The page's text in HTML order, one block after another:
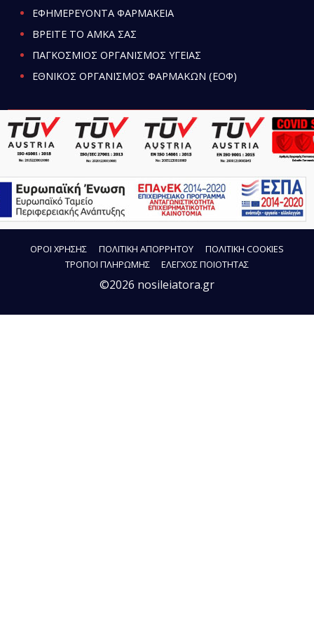
ΕΦΗΜΕΡΕΥΟΝΤΑ ΦΑΡΜΑΚΕΙΑ
ΒΡΕΙΤΕ ΤΟ ΑΜΚΑ ΣΑΣ
ΠΑΓΚΟΣΜΙΟΣ ΟΡΓΑΝΙΣΜΟΣ ΥΓΕΙΑΣ
ΕΘΝΙΚΟΣ ΟΡΓΑΝΙΣΜΟΣ ΦΑΡΜΑΚΩΝ (ΕΟΦ)
ΟΡΟΙ ΧΡΗΣΗΣ ΠΟΛΙΤΙΚΗ ΑΠΟΡΡΗΤΟΥ
ΠΟΛΙΤΙΚΗ COOKIES
ΤΡΟΠΟΙ ΠΛΗΡΩΜΗΣ
ΕΛΕΓΧΟΣ ΠΟΙΟΤΗΤΑΣ
©2026 nosileiatora.gr